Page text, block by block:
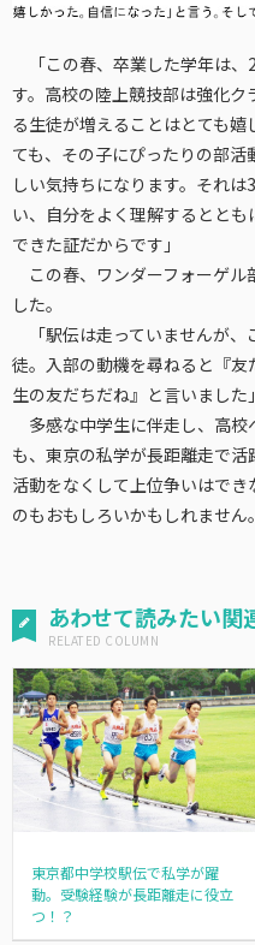
「この春、卒業した学年は、
す。高校の陸上競技部は強化
る生徒が増えることはとても
ても、その子にぴったりの部
しい気持ちになります。それ
い、自分をよく理解するとと
できた証だからです」
この春、ワンダーフォーゲル
した。
「駅伝は走っていませんが、
徒。入部の動機を尋ねると『
生の友だちだね』と言いました」
多感な中学生に伴走し、高校
も、東京の私学が長距離走で
活動をなくして上位争いはで
のもおもしろいかもしれません。
あわせて読みたい関
東京都中学校駅伝で私学が躍
動。受験経験が長距離走に役立
つ！？